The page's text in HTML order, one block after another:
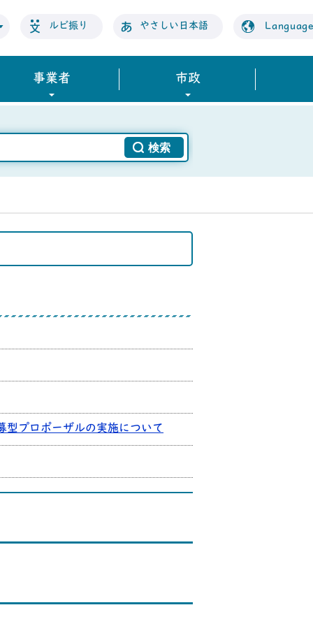
ルビ振り やさしい日本語 Language
事業者 市政
プロポーザルの実施について
す